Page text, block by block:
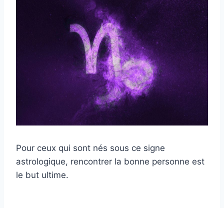
Pour ceux qui sont nés sous ce signe
astrologique, rencontrer la bonne personne est
le but ultime.